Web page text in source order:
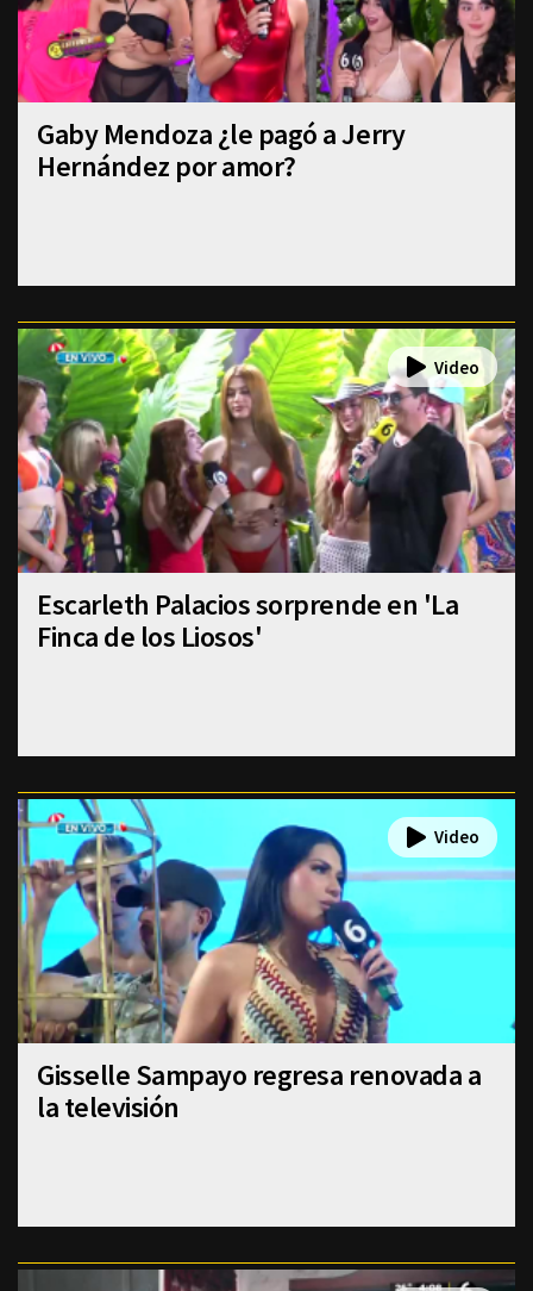
Gaby Mendoza ¿le pagó a Jerry
Hernández por amor?
Escarleth Palacios sorprende en 'La
Finca de los Liosos'
Gisselle Sampayo regresa renovada a
la televisión